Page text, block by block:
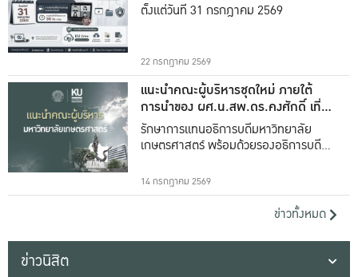
ตั้งแต่วันที่ 31 กรกฎาคม 2569
22 กรกฎาคม 2569
แนะนำคณะผู้บริหารชุดใหม่ ภายใต้
การนำของ ผศ.น.สพ.ดร.คงศักดิ์ เที่ยง
ธรรม
รักษาการแทนอธิการบดีมหาวิทยาลัย
เกษตรศาสตร์ พร้อมด้วยรองอธิการบดีทั้ง
14 กรกฎาคม 2569
ข่าวทั้งหมด
ข่าวนิสิต